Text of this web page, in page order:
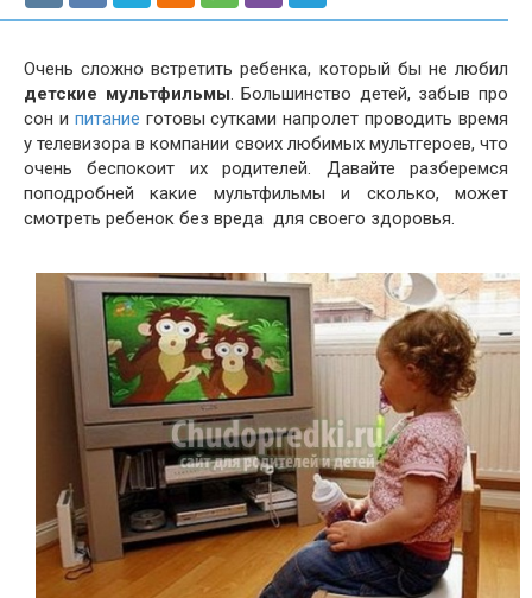
Очень сложно встретить ребенка, который бы не любил
детские мультфильмы. Большинство детей, забыв про
сон и питание готовы сутками напролет проводить время
у телевизора в компании своих любимых мультгероев, что
очень беспокоит их родителей. Давайте разберемся
поподробней какие мультфильмы и сколько, может
смотреть ребенок без вреда для своего здоровья.